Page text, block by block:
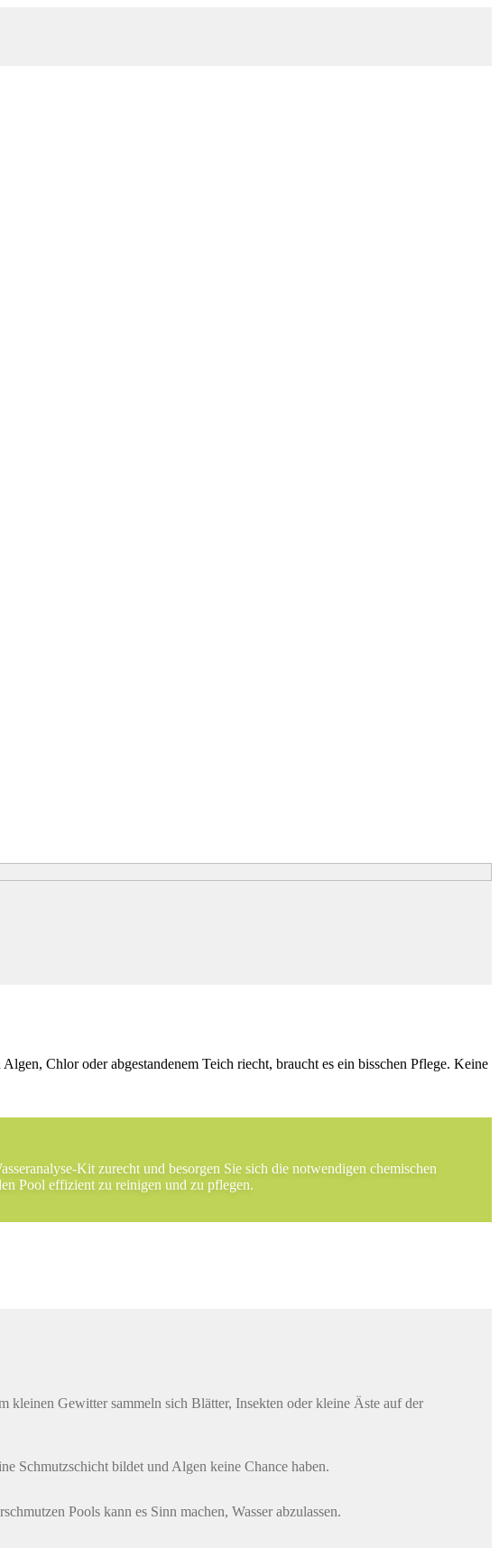
Chlor oder abgestandenem Teich riecht, braucht es ein bisschen Pflege. Keine
Kit zurecht und besorgen Sie sich die notwendigen chemischen
Pool effizient zu reinigen und zu pflegen.
kleinen Gewitter sammeln sich Blätter, Insekten oder kleine Äste auf der
Schmutzschicht bildet und Algen keine Chance haben.
Pools kann es Sinn machen, Wasser abzulassen.